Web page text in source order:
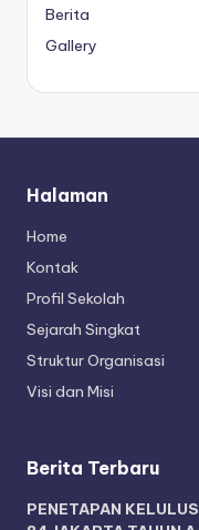
Berita
Gallery
Halaman
Home
Kontak
Profil Sekolah
Sejarah Singkat
Struktur Organisasi
Visi dan Misi
Berita Terbaru
PENETAPAN